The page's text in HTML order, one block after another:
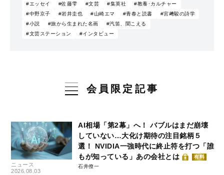
#エッセイ #佐藤雫 #文芸 #集英社
#教養･カルチャー
#中野京子
#岩井圭也 #山崎エマ #青春と読書
#宮﨑駿の詩学
#小説
#旅から生まれた名画
#汽笛、聞こえる
#文芸ステーション
#インタビュー
会員限定記事
ニュース
2026.08.03
AI相場「第2幕」へ！ バブルはまだ崩壊
していない…大化け期待の注目銘柄５
選！ NVIDIA一強時代に終止符を打つ「誰
もが知っている」あの会社とは
有料
石井僚一